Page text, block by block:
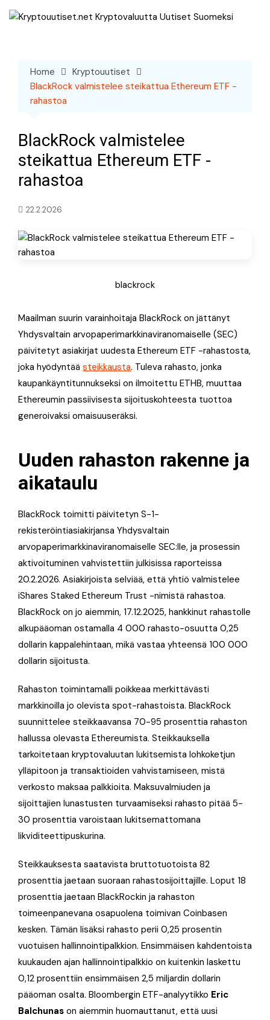
Skip
Home
Kryptouutiset
BlackRock valmistelee steikattua Ethereum ETF -
rahastoa
BlackRock valmistelee
steikattua Ethereum ETF -
rahastoa
22.2.2026
blackrock
Maailman suurin varainhoitaja BlackRock on jättänyt
Yhdysvaltain arvopaperimarkkinaviranomaiselle (SEC)
päivitetyt asiakirjat uudesta Ethereum ETF -rahastosta,
joka hyödyntää steikkausta. Tuleva rahasto, jonka
kaupankäyntitunnukseksi on ilmoitettu ETHB, muuttaa
Ethereumin passiivisesta sijoituskohteesta tuottoa
generoivaksi omaisuuseräksi.
Uuden rahaston rakenne ja
aikataulu
BlackRock toimitti päivitetyn S-1-
rekisteröintiasiakirjansa Yhdysvaltain
arvopaperimarkkinaviranomaiselle SEC:lle, ja prosessin
aktivoituminen vahvistettiin julkisissa raporteissa
20.2.2026. Asiakirjoista selviää, että yhtiö valmistelee
iShares Staked Ethereum Trust -nimistä rahastoa.
BlackRock on jo aiemmin, 17.12.2025, hankkinut rahastolle
alkupääoman ostamalla 4 000 rahasto-osuutta 0,25
dollarin kappalehintaan, mikä vastaa yhteensä 100 000
dollarin sijoitusta.
Rahaston toimintamalli poikkeaa merkittävästi
markkinoilla jo olevista spot-rahastoista. BlackRock
suunnittelee steikkaavansa 70-95 prosenttia rahaston
hallussa olevasta Ethereumista. Steikkauksella
tarkoitetaan kryptovaluutan lukitsemista lohkoketjun
ylläpitoon ja transaktioiden vahvistamiseen, mistä
verkosto maksaa palkkioita. Maksuvalmiuden ja
sijoittajien lunastusten turvaamiseksi rahasto pitää 5-
30 prosenttia varoistaan lukitsemattomana
likviditeettipuskurina.
Steikkauksesta saatavista bruttotuotoista 82
prosenttia jaetaan suoraan rahastosijoittajille. Loput 18
prosenttia jaetaan BlackRockin ja rahaston
toimeenpanevana osapuolena toimivan Coinbasen
kesken. Tämän lisäksi rahasto perii 0,25 prosentin
vuotuisen hallinnointipalkkion. Ensimmäisen kahdentoista
kuukauden ajan hallinnointipalkkio on kuitenkin laskettu
0,12 prosenttiin ensimmäisen 2,5 miljardin dollarin
pääoman osalta. Bloombergin ETF-analyytikko Eric
Balchunas on aiemmin huomauttanut, että uusi